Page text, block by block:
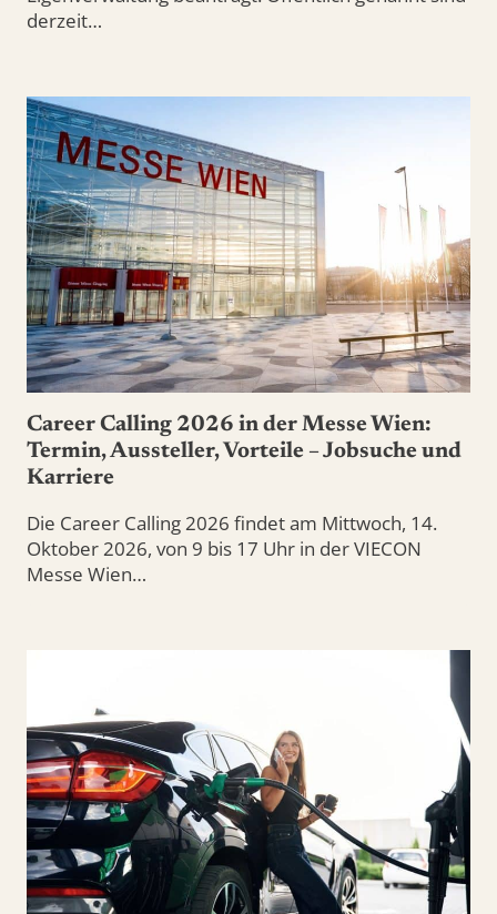
derzeit…
Career Calling 2026 in der Messe Wien:
Termin, Aussteller, Vorteile – Jobsuche und
Karriere
Die Career Calling 2026 findet am Mittwoch, 14.
Oktober 2026, von 9 bis 17 Uhr in der VIECON
Messe Wien…